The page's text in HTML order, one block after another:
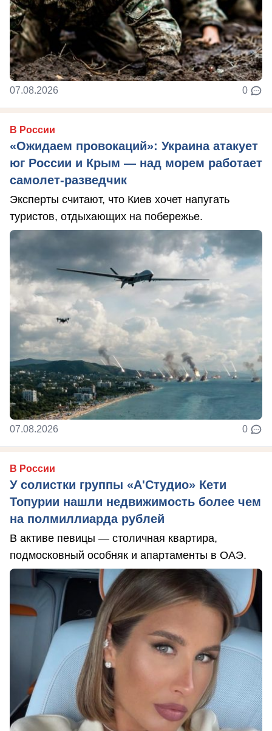
07.08.2026 0
В России
«Ожидаем провокаций»: Украина атакует
юг России и Крым — над морем работает
самолет-разведчик
Эксперты считают, что Киев хочет напугать
туристов, отдыхающих на побережье.
07.08.2026 0
В России
У солистки группы «А'Студио» Кети
Топурии нашли недвижимость более чем
на полмиллиарда рублей
В активе певицы — столичная квартира,
подмосковный особняк и апартаменты в ОАЭ.